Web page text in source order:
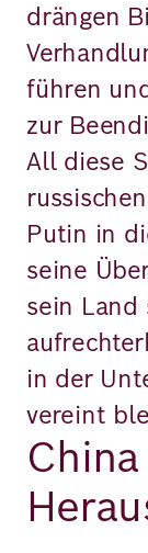
drängen
führen
zur
All diese
Putin in
seine
sein Land
in der
vereint